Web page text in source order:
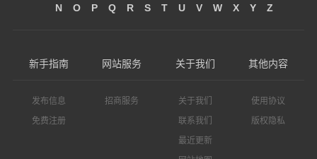
N
O P Q R S T U V W X Y Z
新手指南
发布信息
免费注册
网站服务
招商服务
关于我们
关于我们
联系我们
最近更新
其他内容
使用协议
版权隐私